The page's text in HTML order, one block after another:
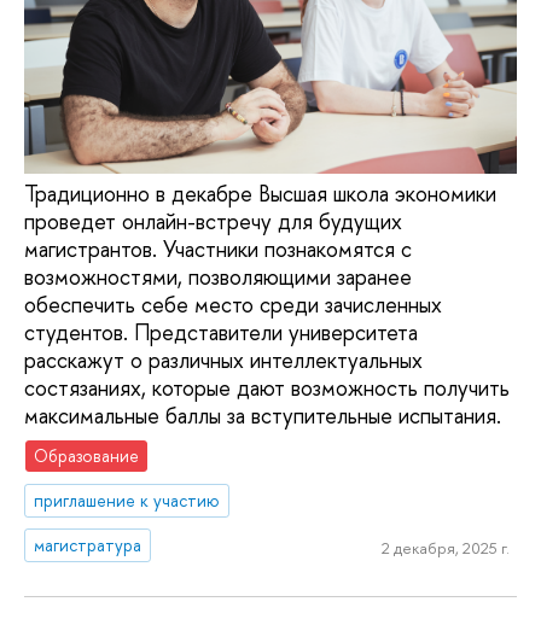
Традиционно в декабре Высшая школа экономики
проведет онлайн-встречу для будущих
магистрантов. Участники познакомятся с
возможностями, позволяющими заранее
обеспечить себе место среди зачисленных
студентов. Представители университета
расскажут о различных интеллектуальных
состязаниях, которые дают возможность получить
максимальные баллы за вступительные испытания.
Образование
приглашение к участию
магистратура
2 декабря, 2025 г.